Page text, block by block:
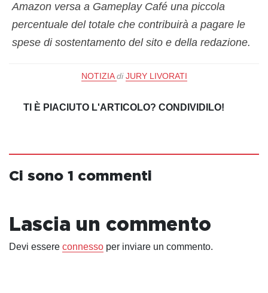
Amazon versa a Gameplay Café una piccola
percentuale del totale che contribuirà a pagare le
spese di sostentamento del sito e della redazione.
NOTIZIA di JURY LIVORATI
TI È PIACIUTO L'ARTICOLO? CONDIVIDILO!
Ci sono 1 commenti
Lascia un commento
Devi essere connesso per inviare un commento.